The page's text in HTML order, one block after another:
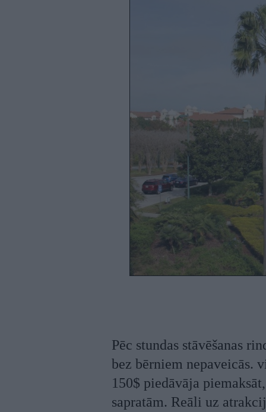
Pēc stundas stāvēšanas
bez bērniem nepaveicās.
150$ piedāvāja
sapratām. Reāli uz